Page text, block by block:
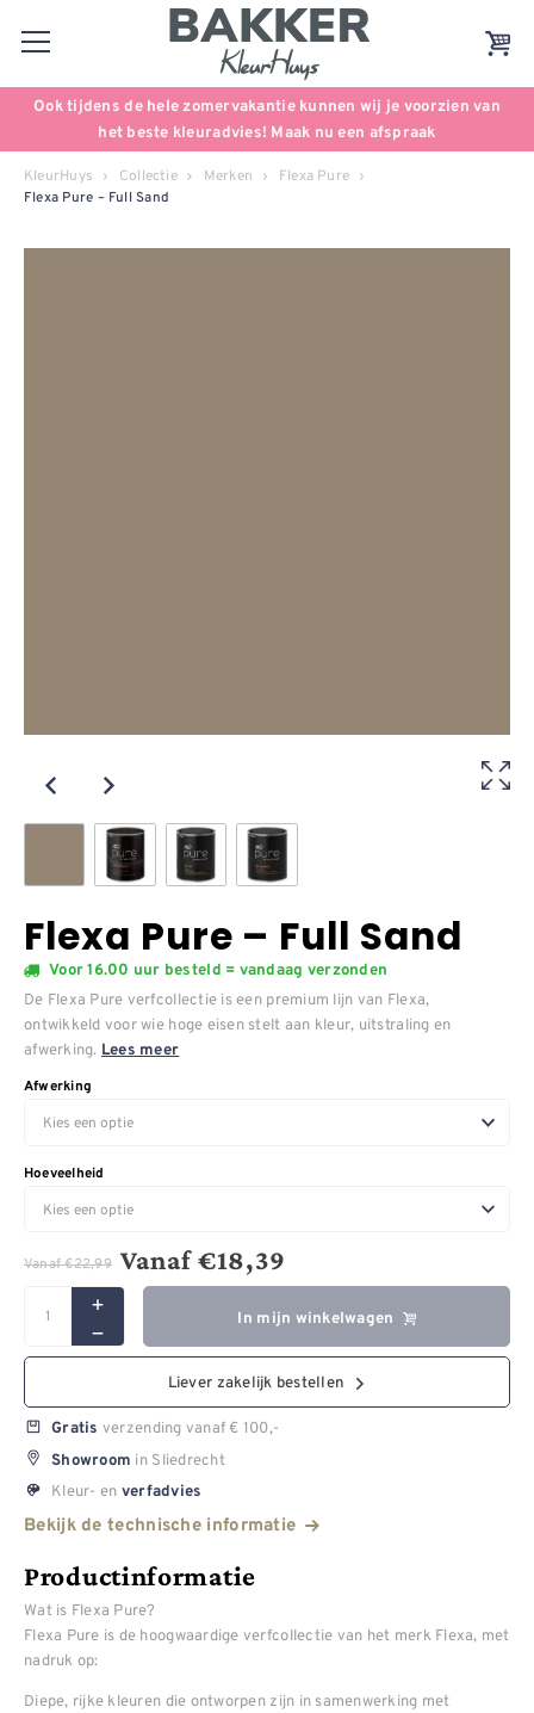
Ook tijdens de hele zomervakantie kunnen wij je voorzien van
het beste kleuradvies! Maak nu een afspraak
KleurHuys Collectie Merken Flexa Pure
Flexa Pure – Full Sand
Flexa Pure – Full Sand
Voor 16.00 uur besteld = vandaag verzonden
De Flexa Pure verfcollectie is een premium lijn van Flexa,
ontwikkeld voor wie hoge eisen stelt aan kleur, uitstraling en
afwerking. Lees meer
Afwerking
Hoeveelheid
Vanaf€22,99 Vanaf€18,39
In mijn winkelwagen
Liever zakelijk bestellen
Gratis verzending vanaf € 100,-
Showroom in Sliedrecht
Kleur- en verfadvies
Bekijk de technische informatie
Productinformatie
Wat is Flexa Pure?
Flexa Pure is de hoogwaardige verfcollectie van het merk Flexa, met
nadruk op:
Diepe, rijke kleuren die ontworpen zijn in samenwerking met